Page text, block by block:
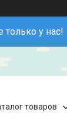
только у нас!
товаров